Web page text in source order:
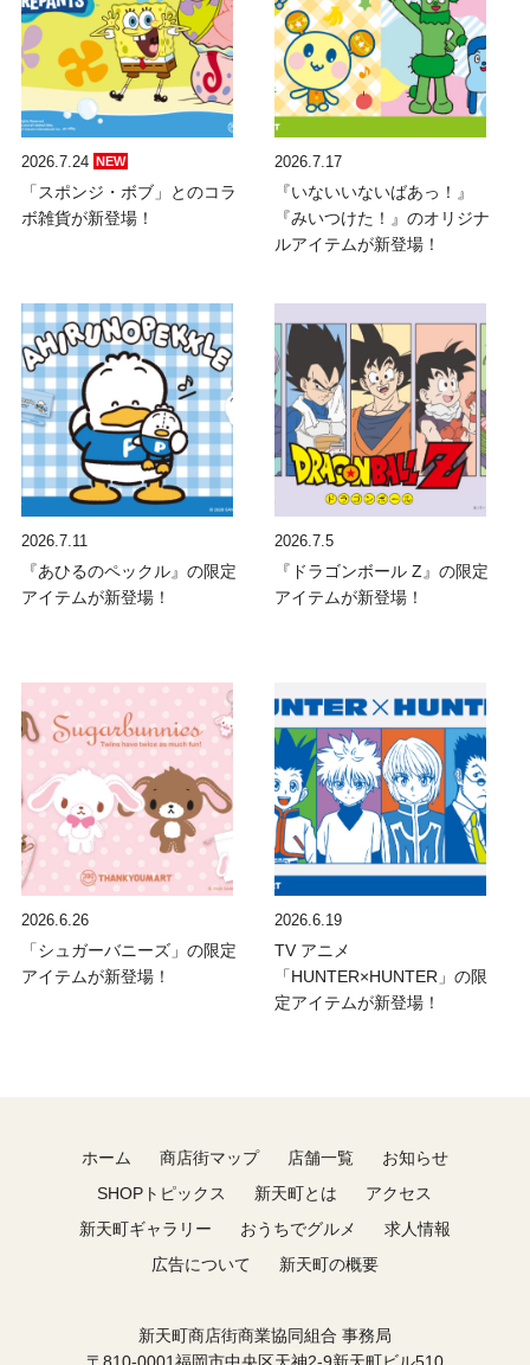
2026.7.24 NEW
「スポンジ・ボブ」とのコラ
ボ雑貨が新登場！
2026.7.17
『いないいないばあっ！』
『みいつけた！』のオリジナ
ルアイテムが新登場！
2026.7.11
『あひるのペックル』の限定
アイテムが新登場！
2026.7.5
『ドラゴンボール Z』の限定
アイテムが新登場！
2026.6.26
「シュガーバニーズ」の限定
アイテムが新登場！
2026.6.19
TV アニメ
「HUNTER×HUNTER」の限
定アイテムが新登場！
ホーム 商店街マップ 店舗一覧
お知らせ
SHOPトピックス
新天町とは
アクセス
新天町ギャラリー
おうちでグルメ
求人情報
広告について
新天町の概要
新天町商店街商業協同組合 事務局